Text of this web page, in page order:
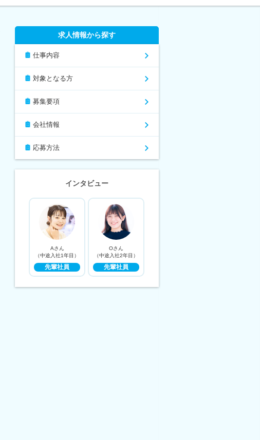
求人情報から探す
仕事内容
対象となる方
募集要項
会社情報
応募方法
インタビュー
Aさん
（中途入社1年目）
先輩社員
Oさん
（中途入社2年目）
先輩社員